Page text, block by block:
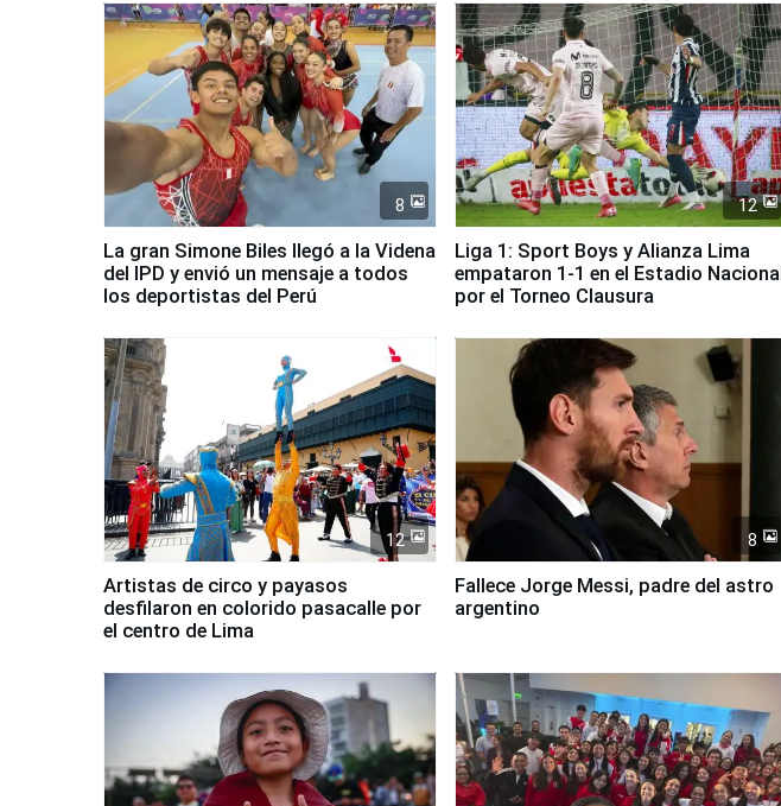
8
La gran Simone Biles llegó a la Videna
del IPD y envió un mensaje a todos
los deportistas del Perú
12
Liga 1: Sport Boys y Alianza Lima
empataron 1-1 en el Estadio Nacional
por el Torneo Clausura
12
Artistas de circo y payasos
desfilaron en colorido pasacalle por
el centro de Lima
8
Fallece Jorge Messi, padre del astro
argentino